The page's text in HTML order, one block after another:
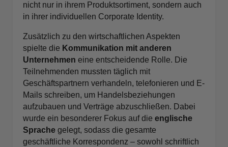
nicht nur in ihrem Produktsortiment, sondern auch
in ihrer individuellen Corporate Identity.
Zusätzlich zu den wirtschaftlichen Aspekten
spielte die Kommunikation mit anderen
Unternehmen eine entscheidende Rolle. Die
Teilnehmenden mussten täglich mit
Geschäftspartnern verhandeln, telefonieren und E-
Mails schreiben, um Handelsbeziehungen
aufzubauen und Verträge abzuschließen. Dabei
wurde ein besonderer Fokus auf dieenglische
Sprache gelegt, sodass die gesamte
geschäftliche Korrespondenz – sowohl schriftlich